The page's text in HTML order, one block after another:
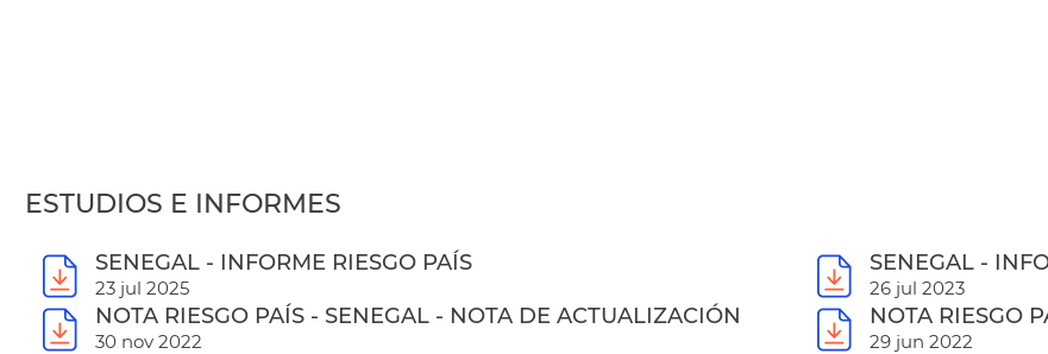
ESTUDIOS E INFORMES
SENEGAL - INFORME RIESGO PAÍS
23 jul 2025
SENEGAL -
26 jul 2023
NOTA RIESGO PAÍS - SENEGAL - NOTA DE ACTUALIZACIÓN
30 nov 2022
NOTA RIESGO
29 jun 2022